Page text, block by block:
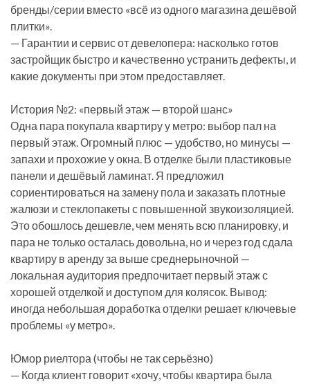
бренды/серии вместо «всё из одного магазина дешёвой
плитки».
— Гарантии и сервис от девелопера: насколько готов
застройщик быстро и качественно устранить дефекты, и
какие документы при этом предоставляет.
История №2: «первый этаж — второй шанс»
Одна пара покупала квартиру у метро: выбор пал на
первый этаж. Огромный плюс — удобство, но минусы —
запахи и прохожие у окна. В отделке были пластиковые
панели и дешёвый ламинат. Я предложил
сориентироваться на замену пола и заказать плотные
жалюзи и стеклопакеты с повышенной звукоизоляцией.
Это обошлось дешевле, чем менять всю планировку, и
пара не только осталась довольна, но и через год сдала
квартиру в аренду за выше среднерыночной —
локальная аудитория предпочитает первый этаж с
хорошей отделкой и доступом для колясок. Вывод:
иногда небольшая доработка отделки решает ключевые
проблемы «у метро».
Юмор риелтора (чтобы не так серьёзно)
— Когда клиент говорит «хочу, чтобы квартира была